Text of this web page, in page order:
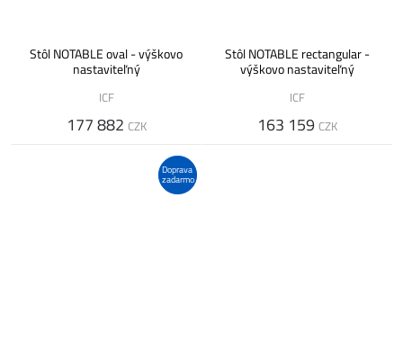
Stôl NOTABLE oval - výškovo
nastaviteľný
ICF
177 882 CZK
Stôl NOTABLE rectangular -
výškovo nastaviteľný
ICF
163 159 CZK
Doprava
zadarmo